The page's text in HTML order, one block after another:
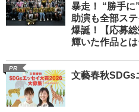
暴走！ “勝手に
助演も全部ステ
爆誕！【応募
輝いた作品とは
PR
文藝春秋SDGs